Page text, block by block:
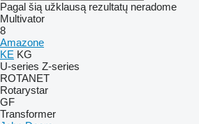
Pagal šią užklausą rezultatų neradome
Multivator
8
Amazone
KE KG
U-series Z-series
ROTANET
Rotarystar
GF
Transformer